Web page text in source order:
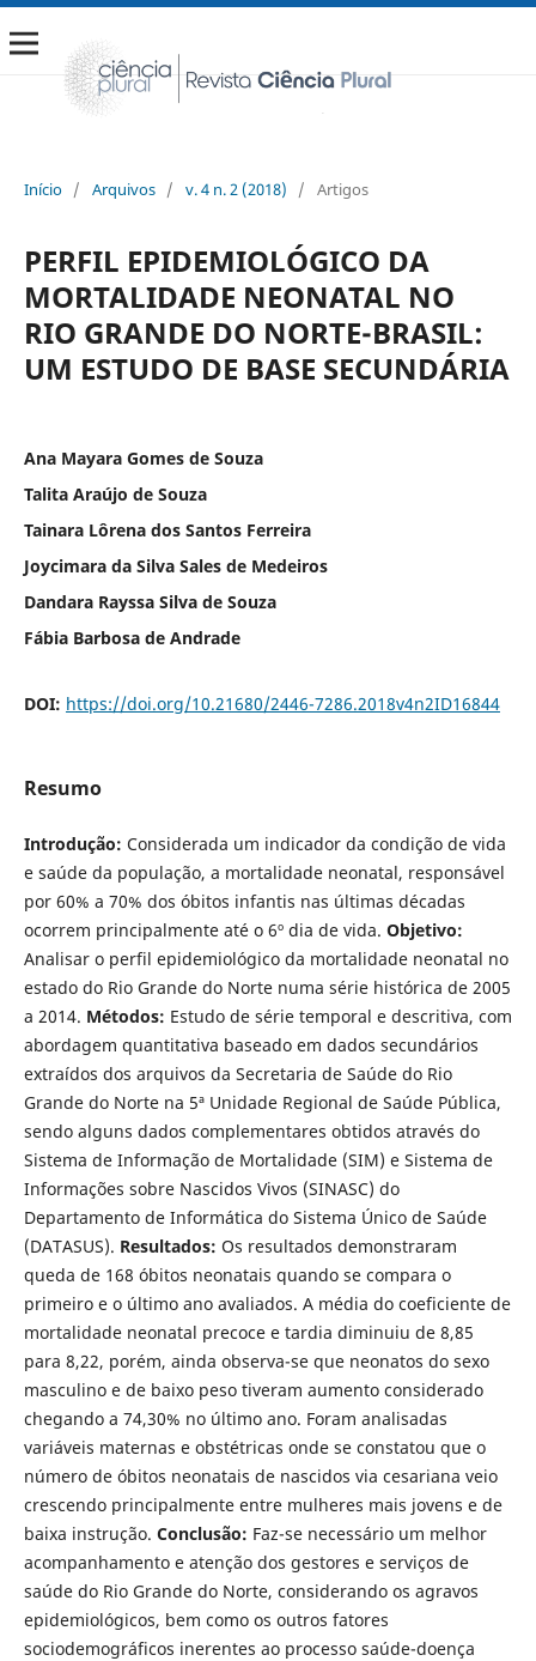
Início / Arquivos / v. 4 n. 2 (2018) / Artigos
PERFIL EPIDEMIOLÓGICO DA
MORTALIDADE NEONATAL NO
RIO GRANDE DO NORTE-BRASIL:
UM ESTUDO DE BASE SECUNDÁRIA
Ana Mayara Gomes de Souza
Talita Araújo de Souza
Tainara Lôrena dos Santos Ferreira
Joycimara da Silva Sales de Medeiros
Dandara Rayssa Silva de Souza
Fábia Barbosa de Andrade
DOI: https://doi.org/10.21680/2446-7286.2018v4n2ID16844
Resumo
Introdução: Considerada um indicador da condição de vida
e saúde da população, a mortalidade neonatal, responsável
por 60% a 70% dos óbitos infantis nas últimas décadas
ocorrem principalmente até o 6º dia de vida. Objetivo:
Analisar o perfil epidemiológico da mortalidade neonatal no
estado do Rio Grande do Norte numa série histórica de 2005
a 2014. Métodos: Estudo de série temporal e descritiva, com
abordagem quantitativa baseado em dados secundários
extraídos dos arquivos da Secretaria de Saúde do Rio
Grande do Norte na 5ª Unidade Regional de Saúde Pública,
sendo alguns dados complementares obtidos através do
Sistema de Informação de Mortalidade (SIM) e Sistema de
Informações sobre Nascidos Vivos (SINASC) do
Departamento de Informática do Sistema Único de Saúde
(DATASUS). Resultados: Os resultados demonstraram
queda de 168 óbitos neonatais quando se compara o
primeiro e o último ano avaliados. A média do coeficiente de
mortalidade neonatal precoce e tardia diminuiu de 8,85
para 8,22, porém, ainda observa-se que neonatos do sexo
masculino e de baixo peso tiveram aumento considerado
chegando a 74,30% no último ano. Foram analisadas
variáveis maternas e obstétricas onde se constatou que o
número de óbitos neonatais de nascidos via cesariana veio
crescendo principalmente entre mulheres mais jovens e de
baixa instrução. Conclusão: Faz-se necessário um melhor
acompanhamento e atenção dos gestores e serviços de
saúde do Rio Grande do Norte, considerando os agravos
epidemiológicos, bem como os outros fatores
sociodemográficos inerentes ao processo saúde-doença